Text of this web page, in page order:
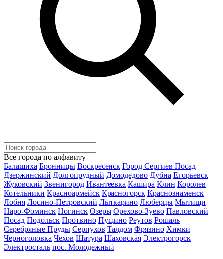
Все города по алфавиту
Балашиха Бронницы Воскресенск Город Сергиев Посад
Дзержинский Долгопрудный Домодедово Дубна Егорьевск
Жуковский Звенигород Ивантеевка Кашира Клин Королев
Котельники Красноармейск Красногорск Краснознаменск
Лобня Лосино-Петровский Лыткарино Люберцы Мытищи
Наро-Фоминск Ногинск Озеры Орехово-Зуево Павловский
Посад Подольск Протвино Пущино Реутов Рошаль
Серебряные Пруды Серпухов Талдом Фрязино Химки
Черноголовка Чехов Шатура Шаховская Электрогорск
Электросталь пос. Молодежный